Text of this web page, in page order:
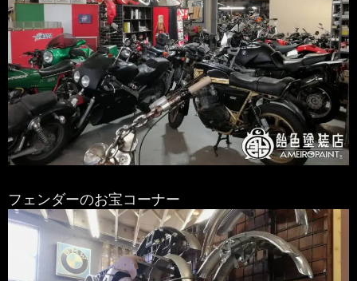
フェンダーのお宝コーナー